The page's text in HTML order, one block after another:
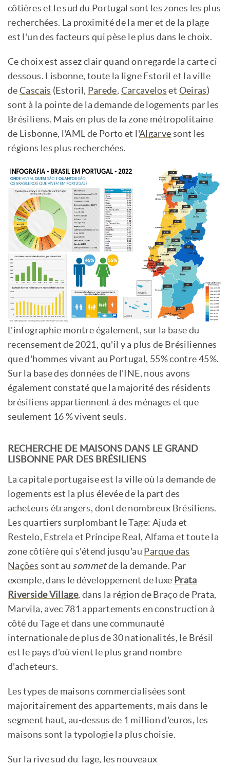
côtières et le sud du Portugal sont les zones les plus
recherchées. La proximité de la mer et de la plage
est l'un des facteurs qui pèse le plus dans le choix.
Ce choix est assez clair quand on regarde la carte ci-
dessous. Lisbonne, toute la ligne Estoril et la ville
deCascais (Estoril, Parede, Carcavelos et Oeiras)
sont à la pointe de la demande de logements par les
Brésiliens. Mais en plus de la zone métropolitaine
de Lisbonne, l'AML de Porto et l'Algarve sont les
régions les plus recherchées.
L'infographie montre également, sur la base du
recensement de 2021, qu'il y a plus de Brésiliennes
que d'hommes vivant au Portugal, 55% contre 45%.
Sur la base des données de l'INE, nous avons
également constaté que la majorité des résidents
brésiliens appartiennent à des ménages et que
seulement 16 % vivent seuls.
RECHERCHE DE MAISONS DANS LE GRAND
LISBONNE PAR DES BRÉSILIENS
La capitale portugaise est la ville où la demande de
logements est la plus élevée de la part des
acheteurs étrangers, dont de nombreux Brésiliens.
Les quartiers surplombant le Tage: Ajuda et
Restelo, Estrela et Príncipe Real, Alfama et toute la
zone côtière qui s'étend jusqu'au Parque das
Nações sont au sommetde la demande. Par
exemple, dans le développement de luxe Prata
Riverside Village, dans la région de Braço de Prata,
Marvila, avec 781 appartements en construction à
côté du Tage et dans une communauté
internationale de plus de 30 nationalités, le Brésil
est le pays d'où vient le plus grand nombre
d'acheteurs.
Les types de maisons commercialisées sont
majoritairement des appartements, mais dans le
segment haut, au-dessus de 1 million d'euros, les
maisons sont la typologie la plus choisie.
Sur la rive sud du Tage, les nouveaux